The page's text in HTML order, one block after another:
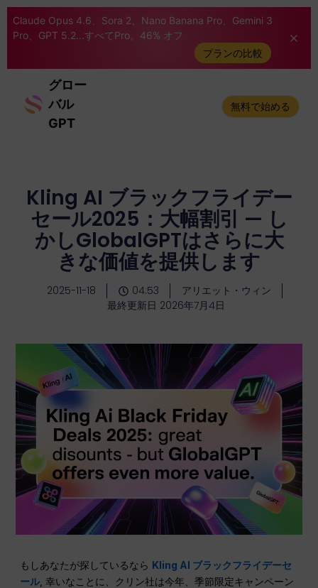
Claude Opus 4.6、Sora 2、Nano Banana Pro、Gemini 3
Pro、GPT 5.2...すべてPro。46% オフ
プランの比較
グロー
バル
GPT
無料で始める
Kling AI ブラックフライデー
セール2025：大幅割引 — し
かしGlobalGPTはさらに大
きな価値を提供します
2025-11-18 04:53
アリエット・ウィン
最終更新日 2026年7月4日
もしあなたが探しているなら Kling AI ブラックフライデーセ
ール, 幸いなことに、クリン社は今年、季節限定キャンペーン